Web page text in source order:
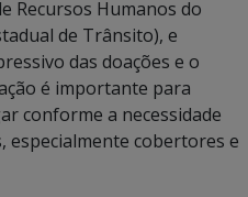
Recursos Humanos do
de Trânsito), e
das doações e o
é importante para
conforme a necessidade
especialmente cobertores e